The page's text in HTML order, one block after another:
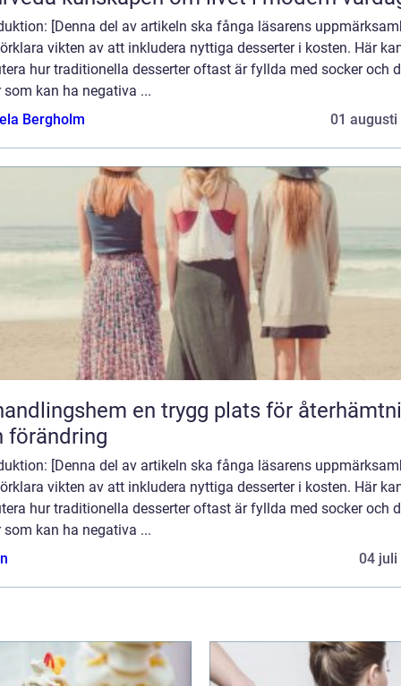
[Denna del av artikeln ska fånga läsarens
vikten av att inkludera nyttiga desserter i kosten. Här
hur traditionella desserter oftast är fyllda med socker och
som kan ha negativa ...
Bergholm
01 augusti
en trygg plats för återhämtning
förändring
[Denna del av artikeln ska fånga läsarens
vikten av att inkludera nyttiga desserter i kosten. Här
hur traditionella desserter oftast är fyllda med socker och
som kan ha negativa ...
04 juli